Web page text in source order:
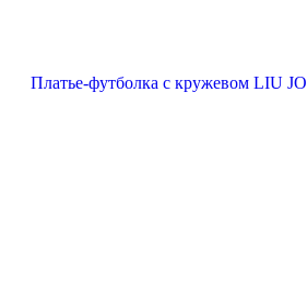
Платье-футболка с кружевом LIU JO